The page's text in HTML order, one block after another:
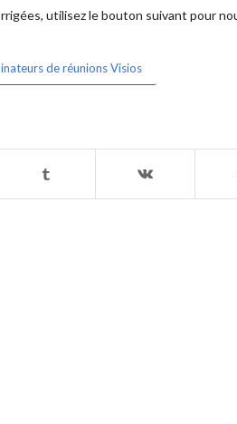
utilisez le bouton suivant pour
de réunions Visios